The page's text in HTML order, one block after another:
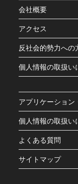
会社概要
アクセス
反社会的勢力への
個人情報の取扱い
アプリケーション
個人情報の取扱い
よくある質問
サイトマップ